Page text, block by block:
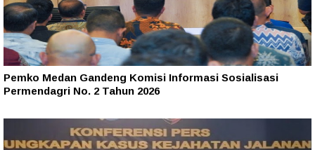
Pemko Medan Gandeng Komisi Informasi Sosialisasi
Permendagri No. 2 Tahun 2026